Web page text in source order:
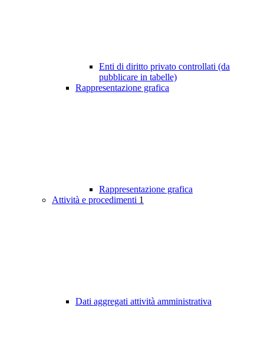
Enti di diritto privato controllati (da
pubblicare in tabelle)
Rappresentazione grafica
Rappresentazione grafica
Attività e procedimenti 1
Dati aggregati attività amministrativa